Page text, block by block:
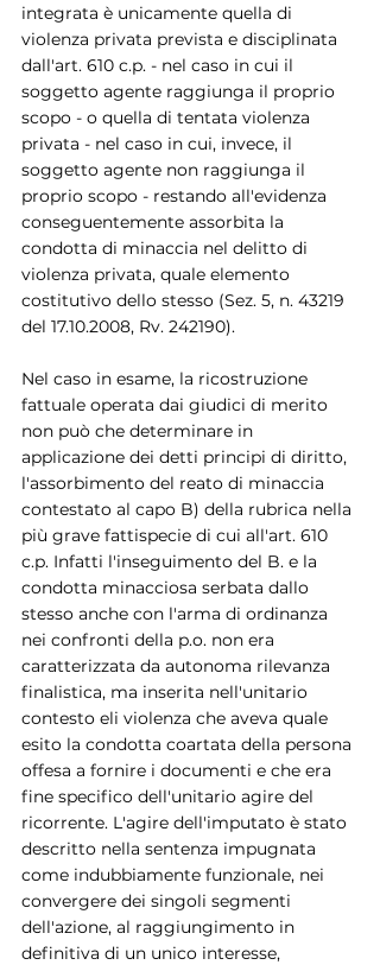
integrata è unicamente quella di
violenza privata prevista e disciplinata
dall'art. 610 c.p. - nel caso in cui il
soggetto agente raggiunga il proprio
scopo - o quella di tentata violenza
privata - nel caso in cui, invece, il
soggetto agente non raggiunga il
proprio scopo - restando all'evidenza
conseguentemente assorbita la
condotta di minaccia nel delitto di
violenza privata, quale elemento
costitutivo dello stesso (Sez. 5, n. 43219
del 17.10.2008, Rv. 242190).
Nel caso in esame, la ricostruzione
fattuale operata dai giudici di merito
non può che determinare in
applicazione dei detti principi di diritto,
l'assorbimento del reato di minaccia
contestato al capo B) della rubrica nella
più grave fattispecie di cui all'art. 610
c.p. Infatti l'inseguimento del B. e la
condotta minacciosa serbata dallo
stesso anche con l'arma di ordinanza
nei confronti della p.o. non era
caratterizzata da autonoma rilevanza
finalistica, ma inserita nell'unitario
contesto eli violenza che aveva quale
esito la condotta coartata della persona
offesa a fornire i documenti e che era
fine specifico dell'unitario agire del
ricorrente. L'agire dell'imputato è stato
descritto nella sentenza impugnata
come indubbiamente funzionale, nei
convergere dei singoli segmenti
dell'azione, al raggiungimento in
definitiva di un unico interesse,